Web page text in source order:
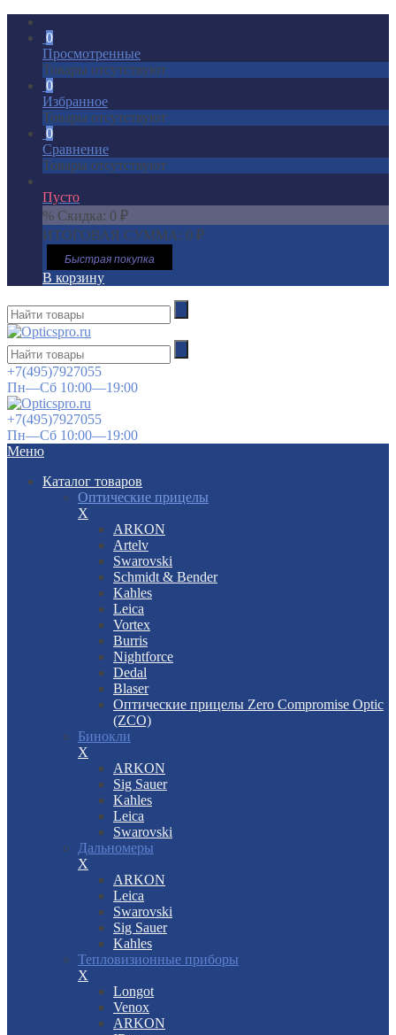
0
Просмотренные
Товары отсутствуют
0
Избранное
Товары отсутствуют
0
Сравнение
Товары отсутствуют
Пусто
% Скидка: 0 ₽
ИТОГОВАЯ СУММА: 0 ₽
Быстрая покупка
В корзину
+7(495)7927055
Пн—Сб 10:00—19:00
+7(495)7927055
Пн—Сб 10:00—19:00
Меню
Каталог товаров
Оптические прицелы
X
ARKON
Artelv
Swarovski
Schmidt & Bender
Kahles
Leica
Vortex
Burris
Nightforce
Dedal
Blaser
Оптические прицелы Zero Compromise Optic
(ZCO)
Бинокли
X
ARKON
Sig Sauer
Kahles
Leica
Swarovski
Дальномеры
X
ARKON
Leica
Swarovski
Sig Sauer
Kahles
Тепловизионные приборы
X
Longot
Venox
ARKON